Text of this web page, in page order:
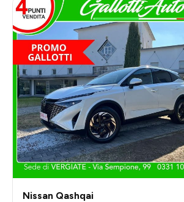
Nissan Qashqai